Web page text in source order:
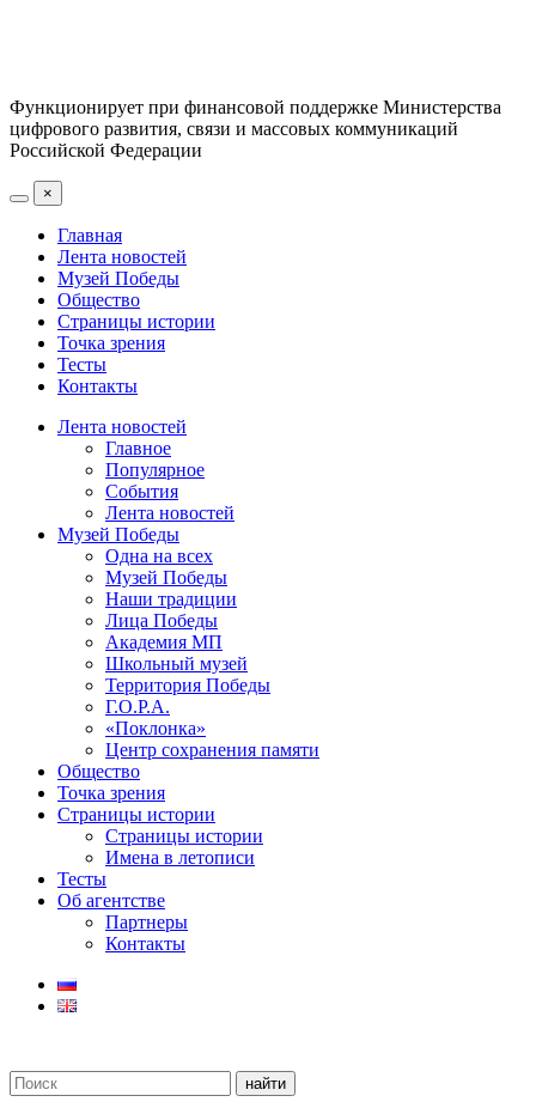
Функционирует при финансовой поддержке Министерства
цифрового развития, связи и массовых коммуникаций
Российской Федерации
×
Главная
Лента новостей
Музей Победы
Общество
Страницы истории
Точка зрения
Тесты
Контакты
Лента новостей
Главное
Популярное
События
Лента новостей
Музей Победы
Одна на всех
Музей Победы
Наши традиции
Лица Победы
Академия МП
Школьный музей
Территория Победы
Г.О.Р.А.
«Поклонка»
Центр сохранения памяти
Общество
Точка зрения
Страницы истории
Страницы истории
Имена в летописи
Тесты
Об агентстве
Партнеры
Контакты